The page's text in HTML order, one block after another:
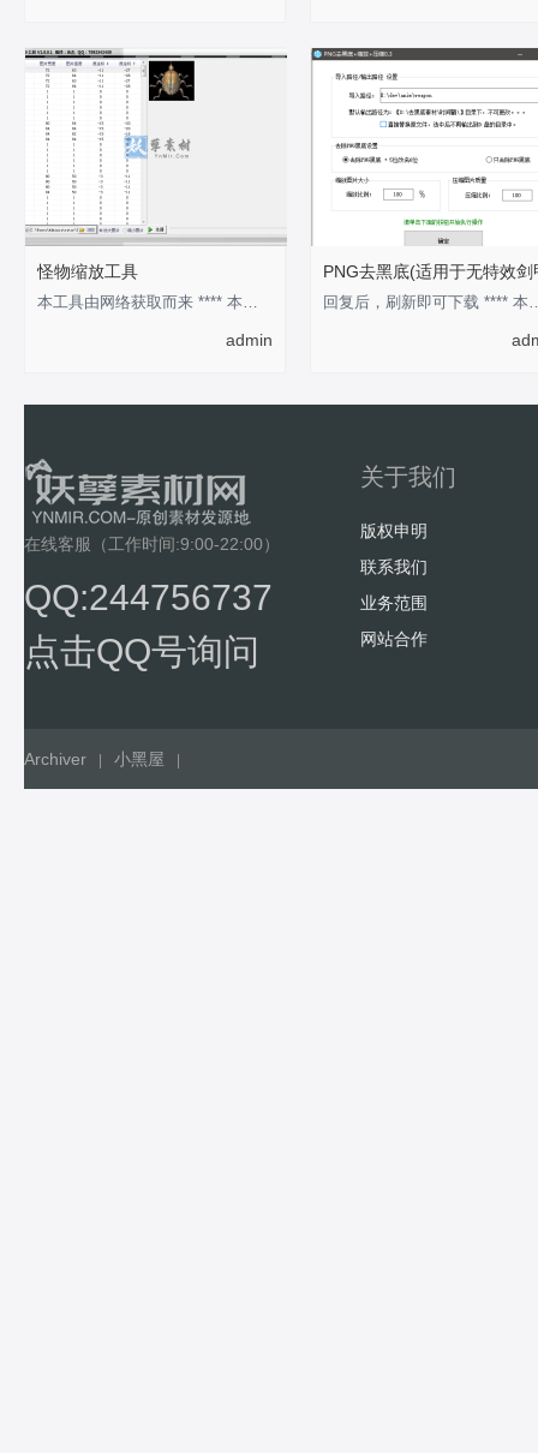
怪物缩放工具
本工具由网络获取而来 **** 本内容被作者隐藏 ****
admin
PNG去黑底(适用于无特效剑
回复后，刷新即可
在线客服（工作时间:9:00-22:00）
QQ:244756737
点击QQ号询问
关于我们
版权申明
联系我们
业务范围
网站合作
Archiver 小黑屋